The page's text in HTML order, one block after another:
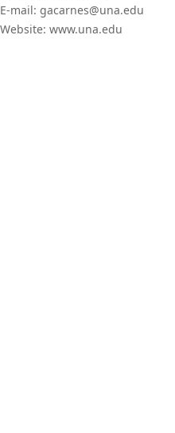
E-mail: gacarnes@una.edu
Website: www.una.edu